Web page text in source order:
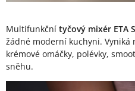
Multifunkční tyčový mixér ETA
žádné moderní kuchyni.
krémové omáčky, polévky,
sněhu.